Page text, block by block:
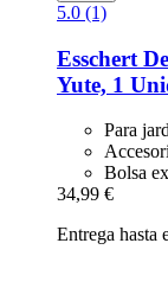
5.0 (1)
Esschert
Yute, 1
Para
Bolsa
34,99 €
Entrega hasta